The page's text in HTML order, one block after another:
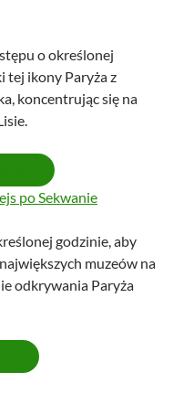
o określonej
tej ikony Paryża z
koncentrując się na
po Sekwanie
godzinie, aby
muzeów na
odkrywania Paryża